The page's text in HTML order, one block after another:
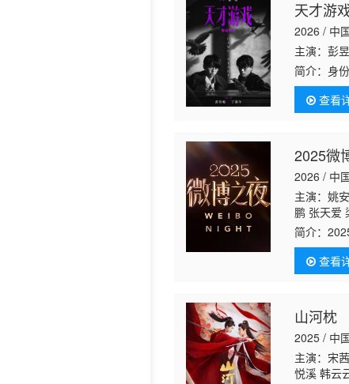
天才游
2026 / 中
主演：彭
简介： 身
生交换。
查看
2025微
2026 / 中
主演：姚
鹏 张天爱
丹 周也 周
龙 宋轶 宋
提·热合
简介：
查看
山河枕
2025 / 中
主演：宋
悦溪 韩云